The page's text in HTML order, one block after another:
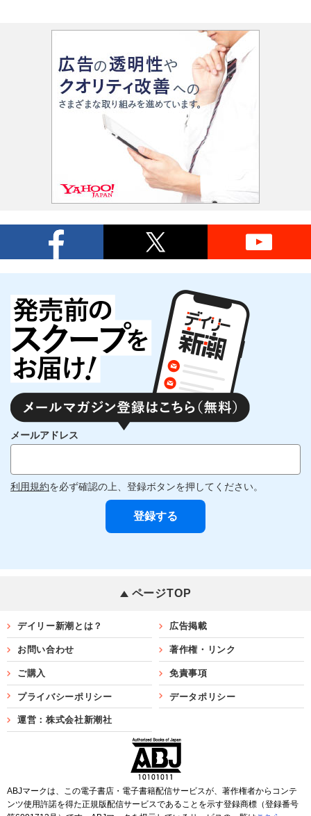
メールアドレス
利用規約を必ず確認の上、登録ボタンを押してください。
ページTOP
デイリー新潮とは？ 広告掲載
お問い合わせ 著作権・リンク
ご購入 免責事項
プライバシーポリシー データポリシー
運営：株式会社新潮社
ABJマークは、この電子書店・電子書籍配信サービスが、著作権者からコンテ
ンツ使用許諾を得た正規版配信サービスであることを示す登録商標（登録番号